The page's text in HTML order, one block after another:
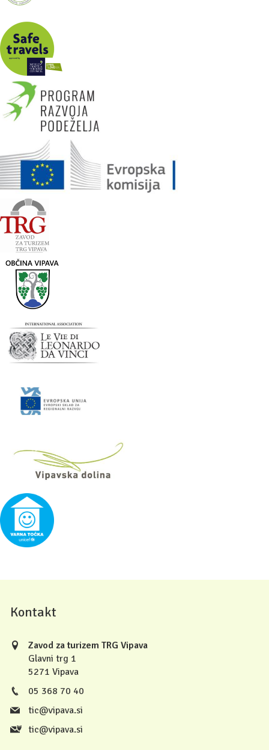
Kontakt
Zavod za turizem TRG Vipava
Glavni trg 1
5271 Vipava
05 368 70 40
tic@vipava.si
tic@vipava.si